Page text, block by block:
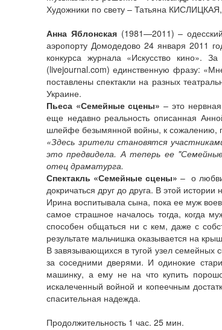
Художники по свету – Татьяна
Анна Яблонская(1981—2011) – одесский
аэропорту Домодедово 24 января 2011
конкурса журнала «Искусство кино».
(livejournal.com) единственную фразу:
поставлены спектакли на разных
Украине.
Пьеса «Семейные сцены» – это
еще недавно реальность описанная
шлейфе безымянной войны, к сожалению,
«Здесь зрители становятся
это предвидела. А теперь ее
отец драматурга.
Спектакль «Семейные сцены» – о
докричаться друг до друга. В этой
Ирина воспитывала сына, пока ее муж
самое страшное началось тогда, когда
способен общаться ни с кем, даже с
результате мальчишка оказывается на
В завязывающихся в тугой узел семейных
за соседними дверями. И одинокие
машинку, а ему не на что купить
искалеченный войной и копеечным
спасительная надежда.
Продолжительность 1 час. 25 мин.